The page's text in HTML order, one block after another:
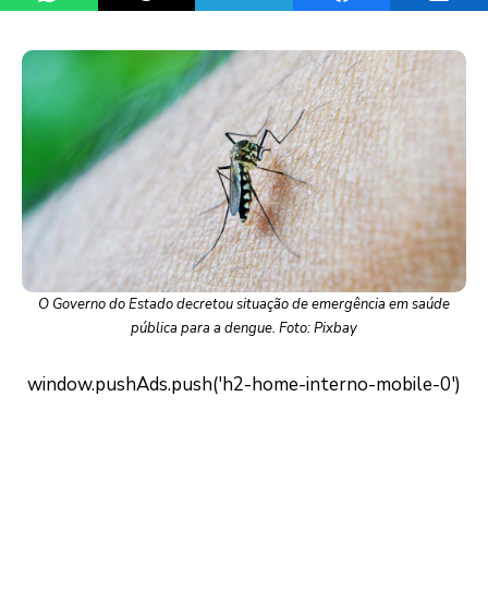
O Governo do Estado decretou situação de emergência em saúde
pública para a dengue. Foto: Pixbay